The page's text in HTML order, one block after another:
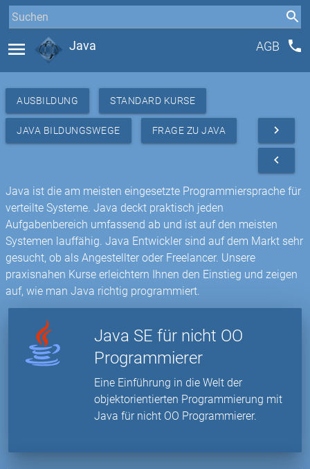
menu Java AGB phone
AUSBILDUNG STANDARD KURSE
JAVA BILDUNGSWEGE FRAGE ZU JAVA navigate_next
navigate_before
Java ist die am meisten eingesetzte Programmiersprache für
verteilte Systeme. Java deckt praktisch jeden
Aufgabenbereich umfassend ab und ist auf den meisten
Systemen lauffähig. Java Entwickler sind auf dem Markt sehr
gesucht, ob als Angestellter oder Freelancer. Unsere
praxisnahen Kurse erleichtern Ihnen den Einstieg und zeigen
auf, wie man Java richtig programmiert.
Java SE für nicht OO
Programmierer
Eine Einführung in die Welt der
objektorientierten Programmierung mit
Java für nicht OO Programmierer.